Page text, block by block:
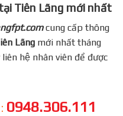
Tiên Lãng mới nhất
cung cấp thông
Lãng mới nhất tháng
hệ nhân viên để được
0948.306.111